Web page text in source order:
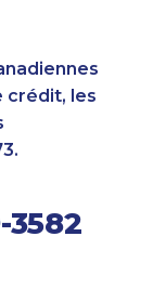
crédit, les